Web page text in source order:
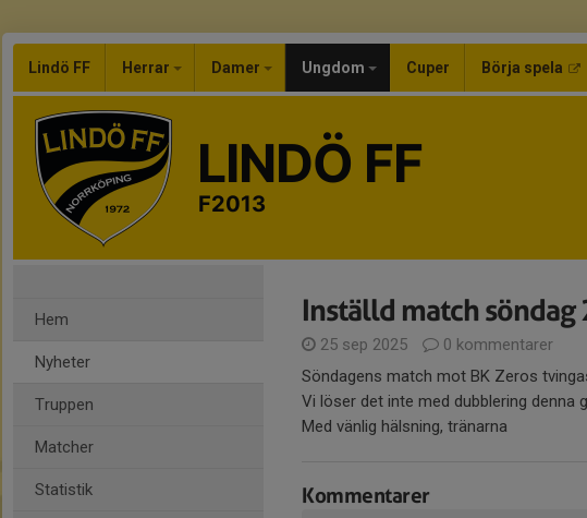
Lindö FF Herrar Damer Ungdom Cuper Börja spela
LINDÖ FF
F2013
Hem
Nyheter
Truppen
Matcher
Statistik
Inställd match söndag
25 sep 2025
0 kommentarer
Söndagens match mot BK Zeros
Vi löser det inte med dubblering denna
Med vänlig hälsning, tränarna
Kommentarer